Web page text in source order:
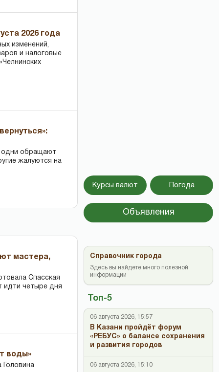
2026 года
изменений,
и налоговые
одни обращают
жалуются на
мастера,
Спасская
идти четыре дня
воды»
Курсы валют Погода
Объявления
Топ-5
06 августа 2026, 15:57
В Казани пройдёт форум
«РЕБУС» о балансе сохранения
и развития городов
06 августа 2026, 15:10
Справочник города
Здесь вы найдете много полезной
информации